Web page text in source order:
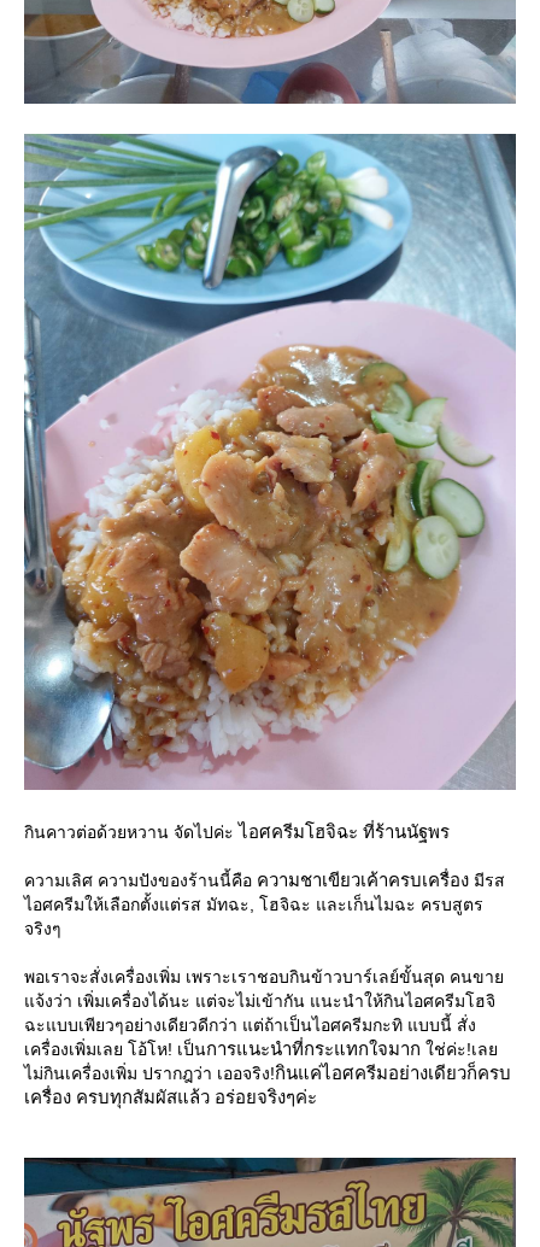
กินคาวต่อด้วยหวาน จัดไปค่ะ ไอศครีมโฮจิฉะ ที่ร้านนัฐพร
ความเลิศ ความปังของร้านนี้คือ ความชาเขียวเค้าครบเครื่อง มีรส
ไอศครีมให้เลือกตั้งแต่รส มัทฉะ, โฮจิฉะ และเก็นไมฉะ ครบสูตร
จริงๆ
พอเราจะสั่งเครื่องเพิ่ม เพราะเราชอบกินข้าวบาร์เลย์ขั้นสุด คนขา
จ้งว่า เพิ่มเครื่องได้นะ แต่จะไม่เข้ากัน แนะนำให้กินไอศครีมโฮจิ
ฉะแบบเพียวๆอย่างเดียวดีกว่า แต่ถ้าเป็นไอศครีมกะทิ แบบนี้ สั่ง
เครื่องเพิ่มเลย โอ้โห! เป็นการแนะนำที่กระแทกใจมาก ช่ค่ะ!เล
ไม่กินเครื่องเพิ่ม ปรากฎว่า เออจริง!กินแค่ไอศครีมอย่างเดียวก็ครบ
เครื่อง ครบทุกสัมผัสแล้ว อร่อยจริงๆค่ะ